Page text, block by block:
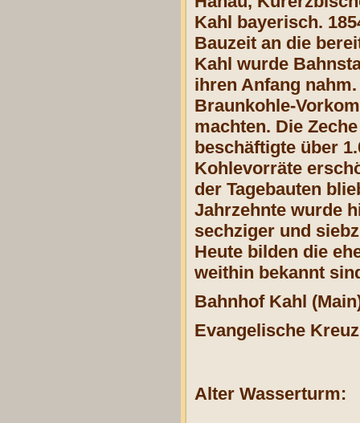
Kahl bayerisch.
Bauzeit an die
Kahl wurde
ihren Anfang
Braunkohle-
machten. Die
beschäftigte über
Kohlevorräte
der Tagebauten
Jahrzehnte wurde
sechziger und
Heute bilden die
weithin bekannt
Bahnhof Kahl
Evangelische
Alter Wasserturm: